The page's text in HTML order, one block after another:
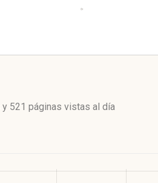
y 521 páginas vistas al día